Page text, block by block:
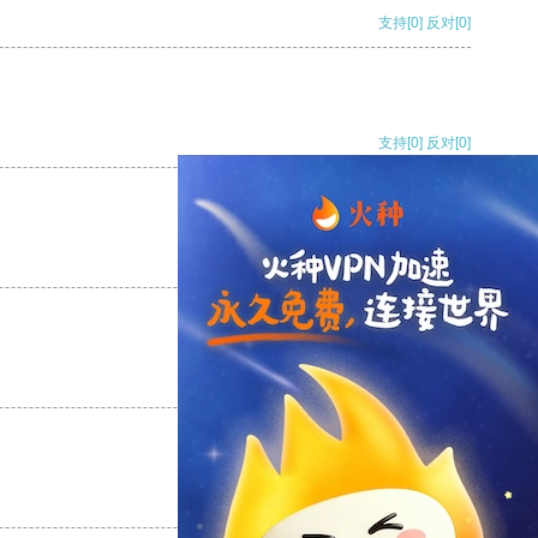
支持[0] 反对[0]
支持[0] 反对[0]
支持[0] 反对
支持
反对 [0]